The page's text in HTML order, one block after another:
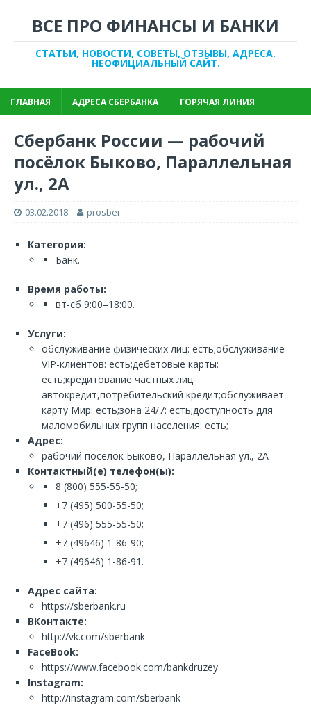
ВСЕ ПРО ФИНАНСЫ И БАНКИ
СТАТЬИ, НОВОСТИ, СОВЕТЫ, ОТЗЫВЫ, АДРЕСА.
НЕОФИЦИАЛЬНЫЙ САЙТ.
ГЛАВНАЯ АДРЕСА СБЕРБАНКА ГОРЯЧАЯ ЛИНИЯ
Сбербанк России — рабочий
посёлок Быково, Параллельная
ул., 2А
03.02.2018 prosber
Категория:
Банк.
Время работы:
вт-сб 9:00–18:00.
Услуги:
обслуживание физических лиц: есть;обслуживание
VIP-клиентов: есть;дебетовые карты:
есть;кредитование частных лиц:
автокредит,потребительский кредит;обслуживает
карту Мир: есть;зона 24/7: есть;доступность для
маломобильных групп населения: есть;
Адрес:
рабочий посёлок Быково, Параллельная ул., 2А
Контактный(е) телефон(ы):
8 (800) 555-55-50;
+7 (495) 500-55-50;
+7 (496) 555-55-50;
+7 (49646) 1-86-90;
+7 (49646) 1-86-91.
Адрес сайта:
https://sberbank.ru
ВКонтакте:
http://vk.com/sberbank
FaceBook:
https://www.facebook.com/bankdruzey
Instagram:
http://instagram.com/sberbank